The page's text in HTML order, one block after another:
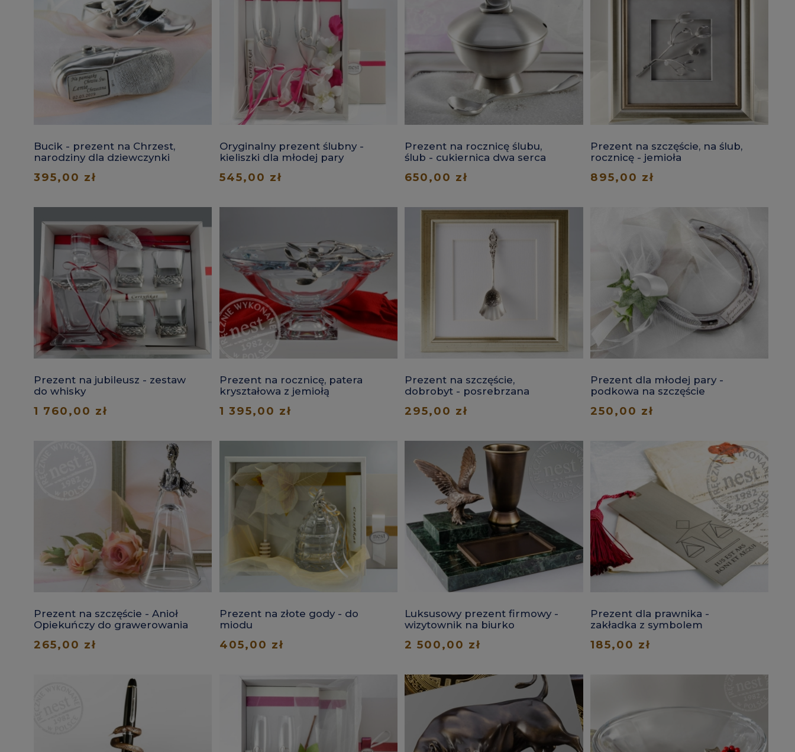
Bucik - prezent na Chrzest,
narodziny dla dziewczynki
395,00 zł
Oryginalny prezent ślubny -
kieliszki dla młodej pary
545,00 zł
Prezent na rocznicę ślubu,
ślub - cukiernica dwa serca
650,00 zł
Prezent na szczęście, na ślub,
rocznicę - jemioła
895,00 zł
Prezent na jubileusz - zestaw
do whisky
1 760,00 zł
Prezent na rocznicę, patera
kryształowa z jemiołą
1 395,00 zł
Prezent na szczęście,
dobrobyt - posrebrzana
295,00 zł
Prezent dla młodej pary -
podkowa na szczęście
250,00 zł
Prezent na szczęście - Anioł
Opiekuńczy do grawerowania
265,00 zł
Prezent na złote gody - do
miodu
405,00 zł
Luksusowy prezent firmowy -
wizytownik na biurko
2 500,00 zł
Prezent dla prawnika -
zakładka z symbolem
185,00 zł